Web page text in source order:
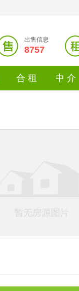
出售信息
8757
合 租 中 介